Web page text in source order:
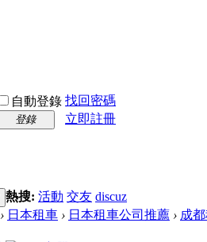
自動登錄 找回密碼
登錄
立即註冊
熱搜: 活動 交友 discuz
› 日本租車 › 日本租車公司推薦 › 成